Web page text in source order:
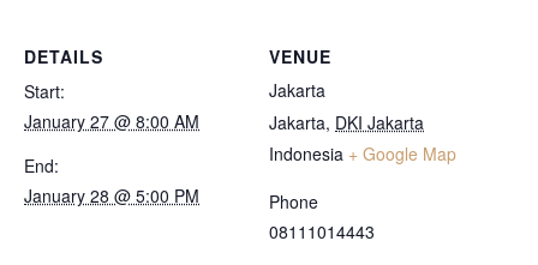
DETAILS
Start:
January 27 @ 8:00 AM
End:
January 28 @ 5:00 PM
VENUE
Jakarta
Jakarta, DKI Jakarta
Indonesia + Google Map
Phone
08111014443